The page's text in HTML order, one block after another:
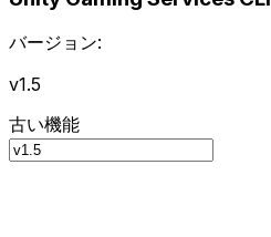
バージョン:
v1.5
古い機能